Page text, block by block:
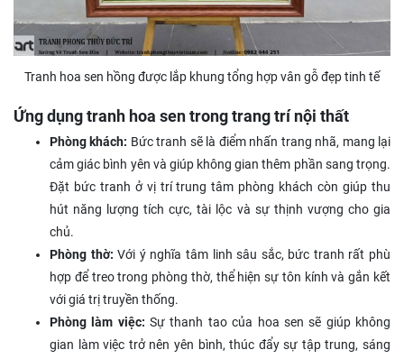
Tranh hoa sen hồng được lắp khung tổng hợp vân gỗ đẹp tinh tế
Ứng dụng tranh hoa sen trong trang trí nội thất
Phòng khách: Bức tranh sẽ là điểm nhấn trang nhã, mang lại
cảm giác bình yên và giúp không gian thêm phần sang trọng.
Đặt bức tranh ở vị trí trung tâm phòng khách còn giúp thu
hút năng lượng tích cực, tài lộc và sự thịnh vượng cho gia
chủ.
Phòng thờ: Với ý nghĩa tâm linh sâu sắc, bức tranh rất phù
hợp để treo trong phòng thờ, thể hiện sự tôn kính và gắn kết
với giá trị truyền thống.
Phòng làm việc: Sự thanh tao của hoa sen sẽ giúp không
gian làm việc trở nên yên bình, thúc đẩy sự tập trung, sáng